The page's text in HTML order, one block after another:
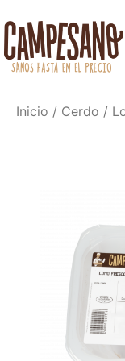
Inicio / Cerdo /